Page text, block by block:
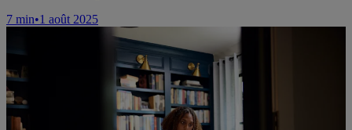
7 min•1 août 2025